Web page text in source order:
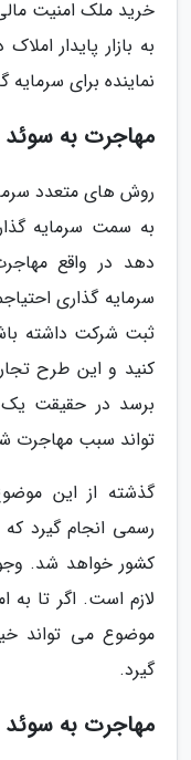
خرید ملک امنیت
به بازار پایدار
نماینده برای
مهاجرت به
روش های متعدد
به سمت سرمایه
سرمایه گذاری
ثبت شرکت داشته
کنید و این طرح
برسد در حقیقت یک
تواند سبب مهاجرت
گذشته از این
رسمی انجام گیرد
کشور خواهد شد.
لازم است. اگر تا به
موضوع می تواند
گیرد.
مهاجرت به سوئد